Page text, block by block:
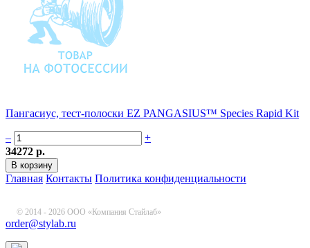
Пангасиус, тест-полоски EZ PANGASIUS™ Species Rapid Kit
–
+
34272 р.
Главная Контакты Политика конфиденциальности
© 2014 - 2026 ООО «Компания Стайлаб»
order@stylab.ru